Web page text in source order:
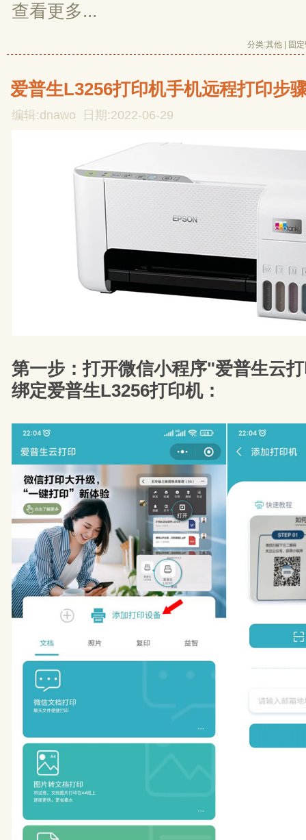
查看更多...
分类:其他 固
爱普生L3256打印机手机远程打印步
编辑:dnawo 日期:2022-06-29
第一步：打开微信小程序"爱普生云
绑定爱普生L3256打印机：